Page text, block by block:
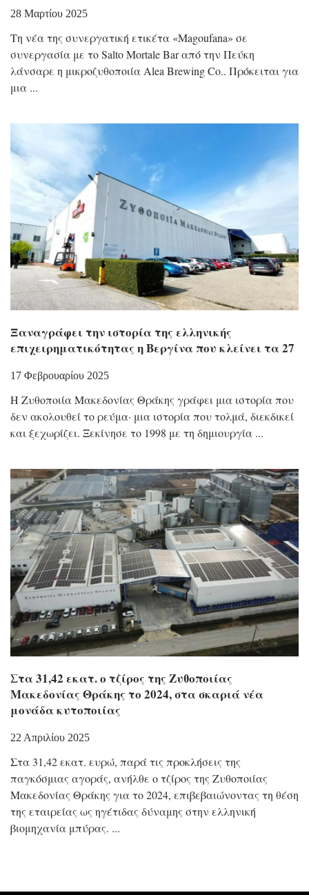
28 Μαρτίου 2025
Τη νέα της συνεργατική ετικέτα «Magoufana» σε
συνεργασία με το Salto Mortale Bar από την Πεύκη
λάνσαρε η μικροζυθοποιία Alea Brewing Co.. Πρόκειται για
μια
Ξαναγράφει την ιστορία της ελληνικής
επιχειρηματικότητας η Βεργίνα που κλείνει τα 27
17 Φεβρουαρίου 2025
Η Ζυθοποιία Μακεδονίας Θράκης γράφει μια ιστορία που
δεν ακολουθεί το ρεύμα· μια ιστορία που τολμά, διεκδικεί
και ξεχωρίζει. Ξεκίνησε το 1998 με τη δημιουργία
Στα 31,42 εκατ. ο τζίρος της Ζυθοποιίας
Μακεδονίας Θράκης το 2024, στα σκαριά νέα
μονάδα κυτοποιίας
22 Απριλίου 2025
Στα 31,42 εκατ. ευρώ, παρά τις προκλήσεις της
παγκόσμιας αγοράς, ανήλθε ο τζίρος της Ζυθοποιίας
Μακεδονίας Θράκης για το 2024, επιβεβαιώνοντας τη θέση
της εταιρείας ως ηγέτιδας δύναμης στην ελληνική
βιομηχανία μπύρας.